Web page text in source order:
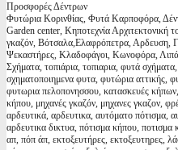
Προσφορές Δέντρων
Φυτώρια Κορινθίας, Φυτά Καρποφόρα,
Garden center, Κηποτεχνία Αρχιτεκτονική
γκαζόν, Βότσαλα,Ελαφρόπετρα, Αρδευση,
Ψεκαστήρες, Κλαδοφάγοι, Κωνοφόρα,
Σχήματα, τοπιάρια, τοπιαρια, φυτά
σχηματοποιημενα φυτα, φυτώρια αττικής,
φυτωρια πελοπονησσου, κατασκευές
κήπου, μηχανές γκαζόν, μηχανες γκαζον,
αρδευτικά, αρδευτικα, αυτόματο πότισμα,
αρδευτικα δικτυα, πότισμα κήπου,
απ, πόπ άπ, εκτοξευτήρες, εκτοξευτηρες,